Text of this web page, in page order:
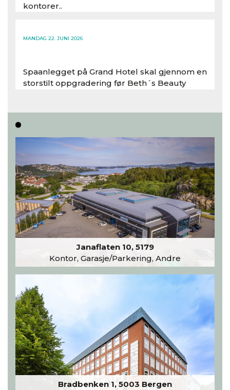
kontorer..
MANDAG 22. JUNI 2026
Spaanlegget på Grand Hotel skal gjennom en
storstilt oppgradering før Beth´s Beauty
Les hele artikkelen
Janaflaten 10, 5179
Kontor, Garasje/Parkering, Andre
Bradbenken 1, 5003 Bergen